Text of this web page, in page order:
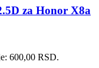
za Honor X8a
600,00 RSD.